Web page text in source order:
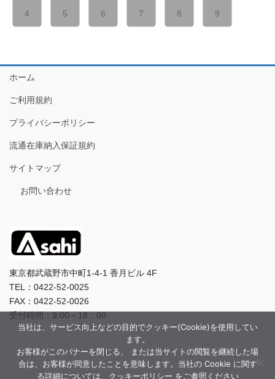
4 5 6 7 8 9
ホーム
ご利用規約
プライバシーポリシー
流通在庫納入保証規約
サイトマップ
お問い合わせ
東京都武蔵野市中町1-4-1 香月ビル 4F
TEL：0422-52-0025
FAX：0422-52-0026
受付時間：9:00～18：00
当社は、サービス向上などの目的でクッキー(Cookie)を使用してい
ます。
お客様がこのバナーを閉じる、 または当サイトの閲覧を継続した場
合は、お客様が同意したことを意味します。当社の Cookie に関す
る詳細については、クッキーポリシー をご参照ください